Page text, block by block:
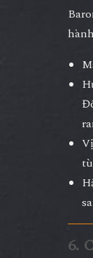
6.